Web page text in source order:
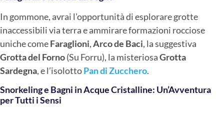
In gommone, avrai l’opportunità di esplorare grotte
inaccessibili via terra e ammirare formazioni rocciose
uniche comeFaraglioni,Arco de Baci, la suggestiva
Grotta del Forno(Su Forru), la misteriosaGrotta
Sardegna, e l’isolottoPan di Zucchero.
Snorkeling e Bagni in Acque Cristalline: Un’Avventura
per Tutti i Sensi